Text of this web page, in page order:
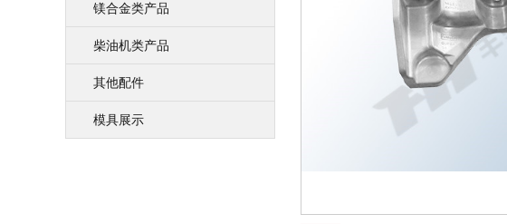
镁合金类产品
柴油机类产品
其他配件
模具展示